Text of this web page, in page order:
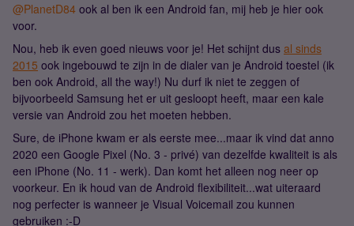
@PlanetD84 ook al ben ik een Android fan, mij heb je hier ook
voor.
Nou, heb ik even goed nieuws voor je! Het schijnt dus al sinds
2015 ook ingebouwd te zijn in de dialer van je Android toestel (ik
ben ook Android, all the way!) Nu durf ik niet te zeggen of
bijvoorbeeld Samsung het er uit gesloopt heeft, maar een kale
versie van Android zou het moeten hebben.
Sure, de iPhone kwam er als eerste mee...maar ik vind dat anno
2020 een Google Pixel (No. 3 - privé) van dezelfde kwaliteit is als
een iPhone (No. 11 - werk). Dan komt het alleen nog neer op
voorkeur. En ik houd van de Android flexibiliteit...wat uiteraard
nog perfecter is wanneer je Visual Voicemail zou kunnen
gebruiken :-D